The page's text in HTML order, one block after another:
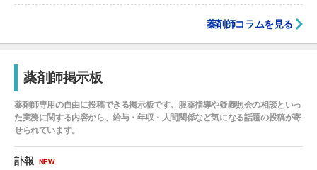
薬剤師コラムを見る
薬剤師掲示板
薬剤師専用の自由に投稿できる掲示板です。服薬指導や疑義照会の相談といっ
た実務に関する内容から、給与・年収・人間関係など気になる話題の投稿が寄
せられています。
訃報 NEW